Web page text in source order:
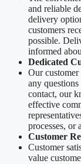
and reliable
delivery
customers
possible.
informed
Dedicated
Our customer
any
contact, our
effective
processes, or
Customer
Customer
value